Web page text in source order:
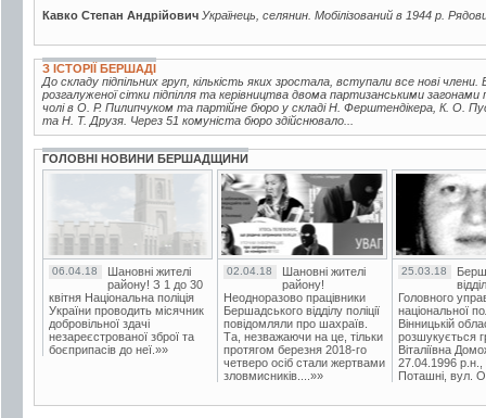
Кавко Степан Андрійович Українець, селянин. Мобілізований в 1944 р.
З ІСТОРІЇ БЕРШАДІ
До складу підпільних груп, кількість яких зростала, вступали все нові члени.
розгалуженої сітки підпілля та керівництва двома партизанськими
чолі в О. Р. Пилипчуком та партійне бюро у складі Н. Ферштендікера, К. О.
та Н. Т. Друзя. Через 51 комуніста бюро здійснювало...
ГОЛОВНІ НОВИНИ БЕРШАДЩИНИ
06.04.18
Шановні жителі
району! З 1 до 30
квітня Національна поліція
України проводить місячник
добровільної здачі
незареєстрованої зброї та
боєприпасів до неї.»»
02.04.18
Шановні жителі
району!
Неодноразово працівники
Бершадського відділу поліції
повідомляли про шахраїв.
Та, незважаючи на це, тільки
протягом березня 2018-го
четверо осіб стали жертвами
зловмисників....»»
25.03.18
Головного
національної
Вінницькій
розшукується
Віталіївна
27.04.1996 р.н.,
Поташні, вул.